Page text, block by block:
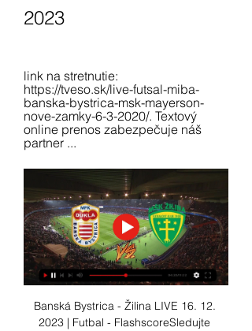
2023
link na stretnutie:
https://tveso.sk/live-futsal-miba-
banska-bystrica-msk-mayerson-
nove-zamky-6-3-2020/. Textový
online prenos zabezpečuje náš
partner ...
Banská Bystrica - Žilina LIVE 16. 12.
2023 | Futbal - FlashscoreSledujte